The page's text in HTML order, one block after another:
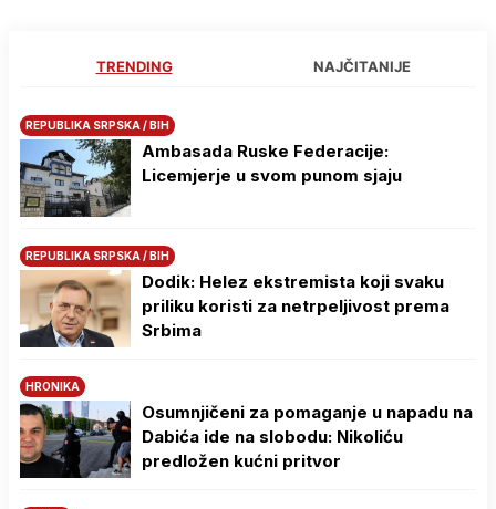
TRENDING NAJČITANIJE
REPUBLIKA SRPSKA / BIH
Ambasada Ruske Federacije:
Licemjerje u svom punom sjaju
REPUBLIKA SRPSKA / BIH
Dodik: Helez ekstremista koji svaku
priliku koristi za netrpeljivost prema
Srbima
HRONIKA
Osumnjičeni za pomaganje u napadu na
Dabića ide na slobodu: Nikoliću
predložen kućni pritvor